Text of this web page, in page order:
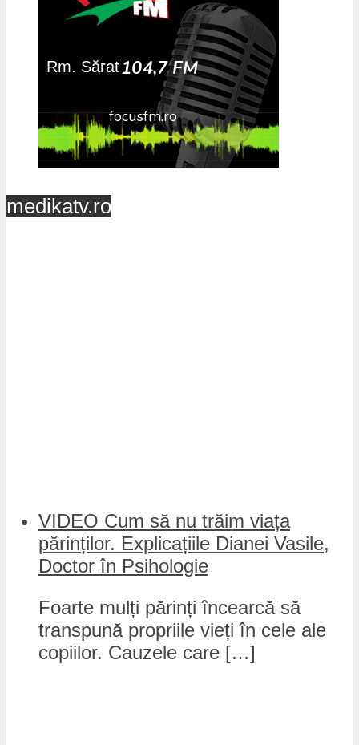
medikatv.ro
VIDEO Cum să nu trăim viața
părinților. Explicațiile Dianei Vasile,
Doctor în Psihologie
Foarte mulți părinți încearcă să
transpună propriile vieți în cele ale
copiilor. Cauzele care […]